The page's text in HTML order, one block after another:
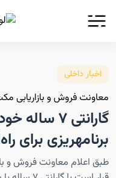
اخبار داخلی
معاونت فروش و بازاریابی
گارانتی ۷
برنامه‎ریزی برای راه‌اندازی ۱۵۰ شوروم
طبق اعلام معاونت فروش و